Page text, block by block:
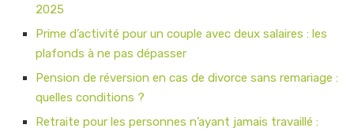
2025
Prime d’activité pour un couple avec deux salaires : les
plafonds à ne pas dépasser
Pension de réversion en cas de divorce sans remariage :
quelles conditions ?
Retraite pour les personnes n’ayant jamais travaillé :